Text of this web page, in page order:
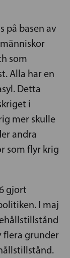
på basen av
som
Alla har en
Detta
i
mer skulle
andra
som flyr krig
gjort
I maj
flera grunder